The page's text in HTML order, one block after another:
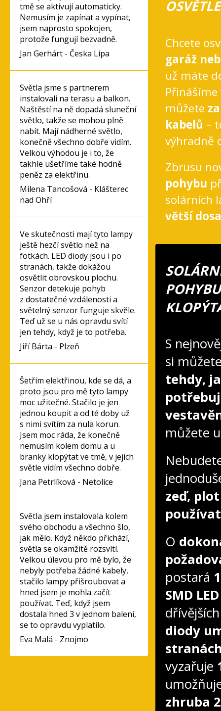
tmě se aktivují automaticky.
Nemusím je zapínat a vypínat,
jsem naprosto spokojen,
protože fungují bezvadně.
Jan Gerhárt - Česka Lípa
Světla jsme s partnerem
instalovali na terasu a balkon.
Naštěstí na ně dopadá sluneční
světlo, takže se mohou plně
nabít. Mají nádherné světlo,
konečně všechno dobře vidím.
Velkou výhodou je i to, že
takhle ušetříme také hodně
peněz za elektřinu.
Milena Tancošová - Klášterec
nad Ohří
Ve skutečnosti mají tyto lampy
ještě hezčí světlo než na
fotkách. LED diody jsou i po
stranách, takže dokážou
osvětlit obrovskou plochu.
Senzor detekuje pohyb
z dostatečné vzdálenosti a
světelný senzor funguje skvěle.
Teď už se u nás opravdu svítí
jen tehdy, když je to potřeba.
Jiří Bárta - Plzeň
Šetřím elektřinou, kde se dá, a
proto jsou pro mě tyto lampy
moc užitečné. Stačilo je jen
jednou koupit a od té doby už
s nimi svítím za nula korun.
Jsem moc ráda, že konečně
nemusím kolem domu a u
branky klopýtat ve tmě, v jejich
světle vidím všechno dobře.
Jana Petrlíková - Netolice
Světla jsem instalovala kolem
svého obchodu a všechno šlo,
jak mělo. Když někdo přichází,
světla se okamžitě rozsvítí.
Velkou úlevou pro mě bylo, že
nebyly potřeba žádné kabely,
stačilo lampy přišroubovat a
hned jsem je mohla začít
používat. Teď, když jsem
dostala hned 3 v jednom balení,
se to opravdu vyplatilo.
Eva Malá - Znojmo
Chcete
garáž
už máte
můžete
kabelů –
výhradně
Zbrusu
pohybu
solárních
větší
S
si
tehdy,
můžete
zeď,
O
postará
SMD
diody
vyzařuje
zhruba